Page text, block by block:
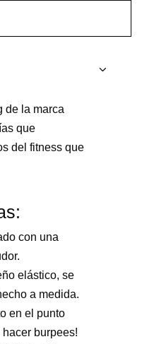
de la marca
que
del fitness que
con una
elástico, se
a medida.
en el punto
burpees!